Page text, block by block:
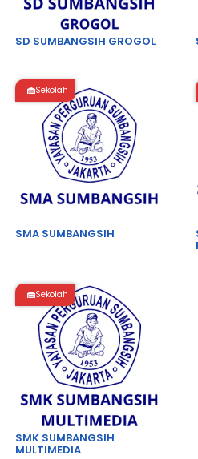
SD SUMBANGSIH GROGOL
Sekolah
SMA SUMBANGSIH
Sekolah
SMK SUMBANGSIH
MULTIMEDIA